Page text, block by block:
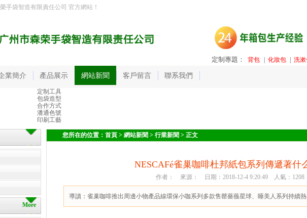
手袋智造有限責任公司 官方網站！
定制專題： 背包 化妝包 洗
業簡介 產品展示 網站新聞 客戶留言 聯系我們
定制工具
包袋造型
合作方式
潘通色號
印刷工藝
More
您所在的位置： 首頁 > 網站新聞 > 行業新聞 > 正文
NESCAFé雀巢咖啡杜邦紙包系列傳遞著什
作者： 來源： 日期：2018-12-4 9:20:49 人氣： 1208
導讀： 雀巢咖啡推出周邊小物產品線環保小咖系列多款售罄薔薇星球、睡美人系列持續